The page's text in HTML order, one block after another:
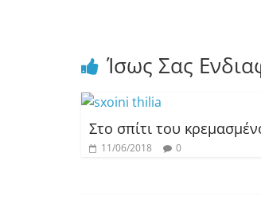
Ίσως Σας
Στο σπίτι του
11/06/2018 0